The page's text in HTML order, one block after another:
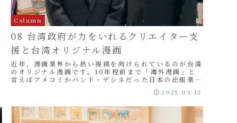
Column
08 台湾政府が力をいれるクリエイター支
援と台湾オリジナル漫画
近年、漫画業界から熱い視線を向けられているのが台湾
のオリジナル漫画です。10年程前まで「海外漫画」と
言えばアメコミかバンド・デシネだった日本の出版業界
においても、台湾の漫画の認知度は格段に高まってい
2025.03.12